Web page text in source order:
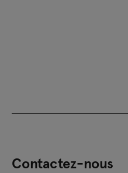
Contactez-nous